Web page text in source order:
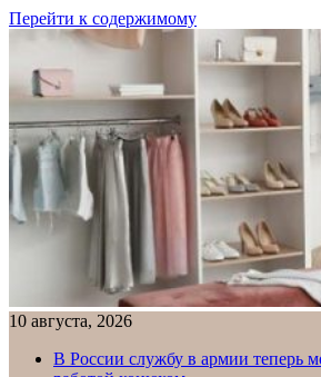
Перейти к содержимому
10 августа, 2026
В России службу в армии теперь